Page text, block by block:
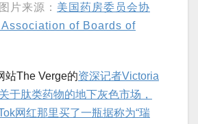
片来源： 美国药房委员会协
of Boards of
站The Verge的资深记者Victoria
于肽类药物的地下灰色市场，
网红那里买了一瓶据称为“瑞